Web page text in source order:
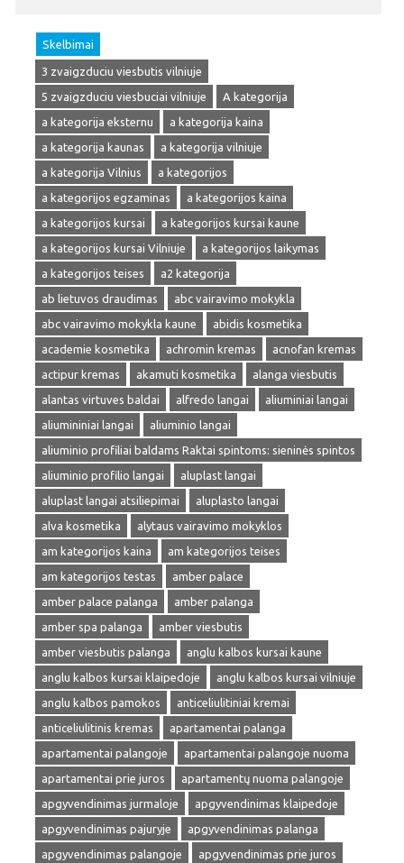
Skelbimai
3 zvaigzduciu viesbutis vilniuje
5 zvaigzduciu viesbuciai vilniuje
A kategorija
a kategorija eksternu
a kategorija kaina
a kategorija kaunas
a kategorija vilniuje
a kategorija Vilnius
a kategorijos
a kategorijos egzaminas
a kategorijos kaina
a kategorijos kursai
a kategorijos kursai kaune
a kategorijos kursai Vilniuje
a kategorijos laikymas
a kategorijos teises
a2 kategorija
ab lietuvos draudimas
abc vairavimo mokykla
abc vairavimo mokykla kaune
abidis kosmetika
academie kosmetika
achromin kremas
acnofan kremas
actipur kremas
akamuti kosmetika
alanga viesbutis
alantas virtuves baldai
alfredo langai
aliuminiai langai
aliumininiai langai
aliuminio langai
aliuminio profiliai baldams Raktai spintoms: sieninės spintos
aliuminio profilio langai
aluplast langai
aluplast langai atsiliepimai
aluplasto langai
alva kosmetika
alytaus vairavimo mokyklos
am kategorijos kaina
am kategorijos teises
am kategorijos testas
amber palace
amber palace palanga
amber palanga
amber spa palanga
amber viesbutis
amber viesbutis palanga
anglu kalbos kursai kaune
anglu kalbos kursai klaipedoje
anglu kalbos kursai vilniuje
anglu kalbos pamokos
anticeliulitiniai kremai
anticeliulitinis kremas
apartamentai palanga
apartamentai palangoje
apartamentai palangoje nuoma
apartamentai prie juros
apartamentų nuoma palangoje
apgyvendinimas jurmaloje
apgyvendinimas klaipedoje
apgyvendinimas pajuryje
apgyvendinimas palanga
apgyvendinimas palangoje
apgyvendinimas prie juros